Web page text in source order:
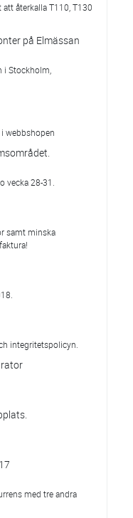
återkalla T110, T130
på Elmässan
i Stockholm,
webbshopen
vecka 28-31.
samt minska
integritetspolicyn.
med tre andra